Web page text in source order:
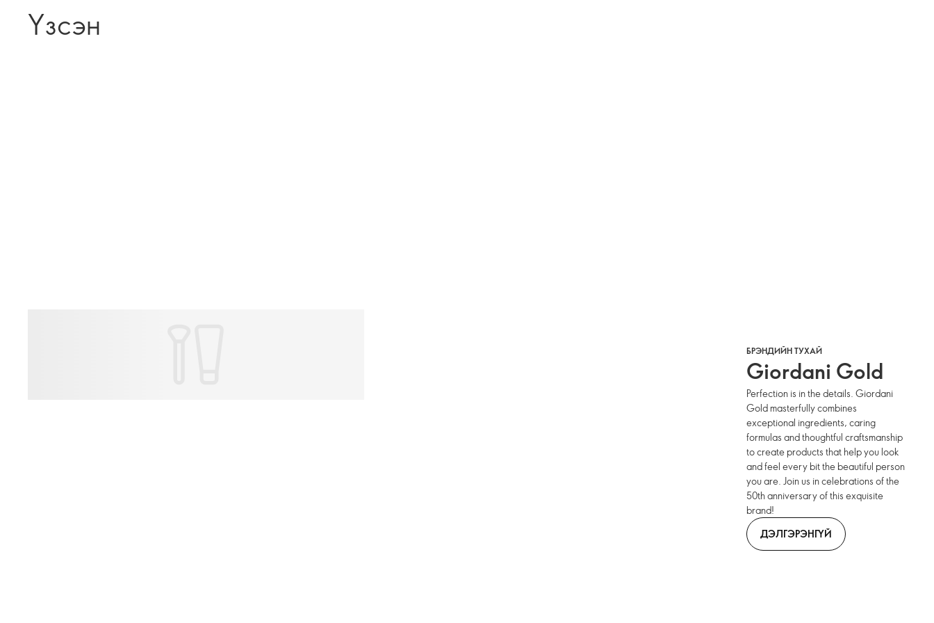
Үзсэн
БРЭНДИЙН ТУХАЙ
Giordani Gold
Perfection is in the details. Giordani
Gold masterfully combines
exceptional ingredients, caring
formulas and thoughtful craftsmanship
to create products that help you look
and feel every bit the beautiful person
you are. Join us in celebrations of the
50th anniversary of this exquisite
brand!
ДЭЛГЭРЭНГҮЙ